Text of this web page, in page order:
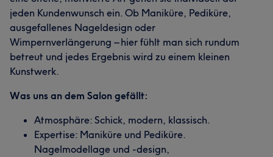
jeden Kundenwunsch ein. Ob Maniküre, Pediküre,
ausgefallenes Nageldesign oder
Wimpernverlängerung – hier fühlt man sich rundum
betreut und jedes Ergebnis wird zu einem kleinen
Kunstwerk.
Was uns an dem Salon gefällt:
Atmosphäre: Schick, modern, klassisch.
Expertise: Maniküre und Pediküre.
Nagelmodellage und -design,